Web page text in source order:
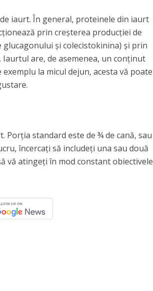
iaurt. În general, proteinele din iaurt
prin creșterea producției de
și colecistokinina) și prin
are, de asemenea, un conținut
la micul dejun, acesta vă poate
Porția standard este de ¾ de cană, sau
încercați să includeți una sau două
vă atingeți în mod constant obiectivele